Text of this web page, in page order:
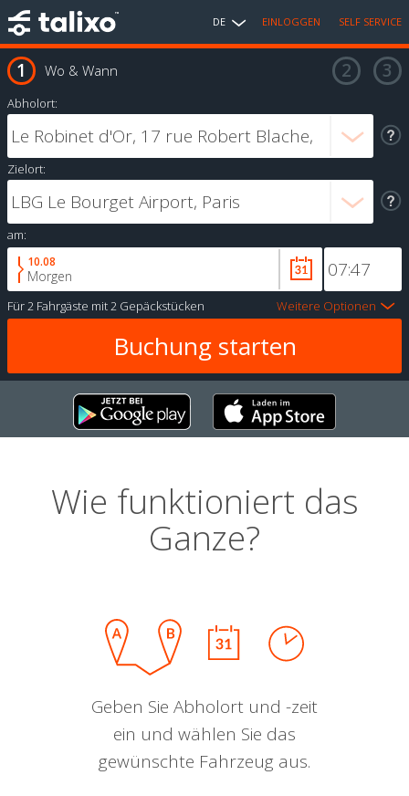
DE EINLOGGEN SELF SERVICE
Wo & Wann
Abholort:
Zielort:
am:
10.08
Morgen
Für2 Fahrgäste mit2 Gepäckstücken Weitere Optionen
Wie funktioniert das
Ganze?
Geben Sie Abholort und -zeit
ein und wählen Sie das
gewünschte Fahrzeug aus.